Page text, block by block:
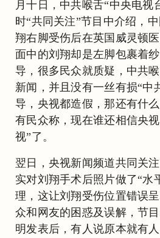
月十日，中共喉舌“中央电视
时“共同关注”节目中介绍，
翔右脚受伤后在英国威灵顿
面中的刘翔却是左脚包裹着
导，很多民众就质疑，中共
新闻，并且没有一丝有损“中
导，央视都造假，那还有什
有民众称，现在谁还相信央
视”了。
翌日，央视新闻频道共同关
实对刘翔手术后照片做了“水
理，这让刘翔受伤位置错误
众和网友的困惑及误解，节
明发表后，有人说原本就有